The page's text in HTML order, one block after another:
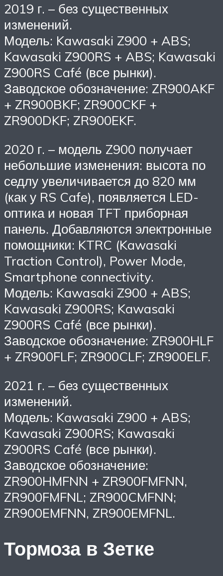
2019 г. – без существенных
изменений.
Модель: Kawasaki Z900 + ABS;
Kawasaki Z900RS + ABS; Kawasaki
Z900RS Café (все рынки).
Заводское обозначение: ZR900AKF
+ ZR900BKF; ZR900CKF +
ZR900DKF; ZR900EKF.
2020 г. – модель Z900 получает
небольшие изменения: высота по
седлу увеличивается до 820 мм
(как у RS Cafe), появляется LED-
оптика и новая TFT приборная
панель. Добавляются электронные
помощники: KTRC (Kawasaki
Traction Control), Power Mode,
Smartphone connectivity.
Модель: Kawasaki Z900 + ABS;
Kawasaki Z900RS; Kawasaki
Z900RS Café (все рынки).
Заводское обозначение: ZR900HLF
+ ZR900FLF; ZR900CLF; ZR900ELF.
2021 г. – без существенных
изменений.
Модель: Kawasaki Z900 + ABS;
Kawasaki Z900RS; Kawasaki
Z900RS Café (все рынки).
Заводское обозначение:
ZR900HMFNN + ZR900FMFNN,
ZR900FMFNL; ZR900CMFNN;
ZR900EMFNN, ZR900EMFNL.
Тормоза в Зетке